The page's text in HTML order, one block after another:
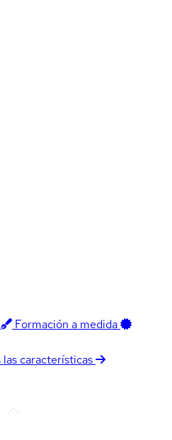
Formación a medida
las características